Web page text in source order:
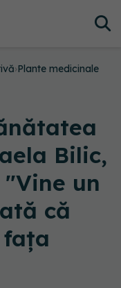
›Plante medicinale
Bilic,
un
că